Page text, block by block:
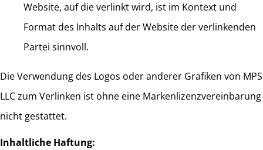
Website, auf die verlinkt wird, ist im Kontext und
Format des Inhalts auf der Website der verlinkenden
Partei sinnvoll.
Die Verwendung des Logos oder anderer Grafiken von MPS
LLC zum Verlinken ist ohne eine Markenlizenzvereinbarung
nicht gestattet.
Inhaltliche Haftung: